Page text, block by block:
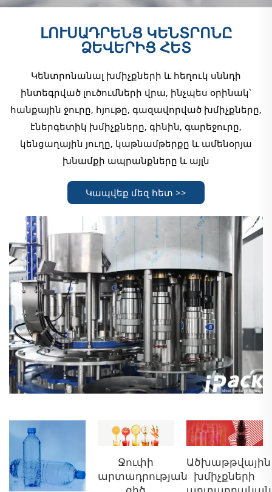
ԼՈՒՍԱԴՐԵՆՑ ԿԵՆՏՐՈՆԸ
ՁԵՎԵՐԻՑ ՀԵՏ
Կենտրոնանալ խմիչքների և հեղուկ սննդի
ինտեգրված լուծումների վրա, ինչպես օրինակ՝
հանքային ջուրը, հյութը, գազավորված խմիչքները,
էներգետիկ խմիչքները, գինին, գարեջուրը,
կենցաղային յուղը, կաթնամթերքը և ամենօրյա
խնամքի ապրանքները և այլն
Կապվեք մեզ հետ >>
Ջուփի
արտադրության
Ածխաթթվային
խմիչքների